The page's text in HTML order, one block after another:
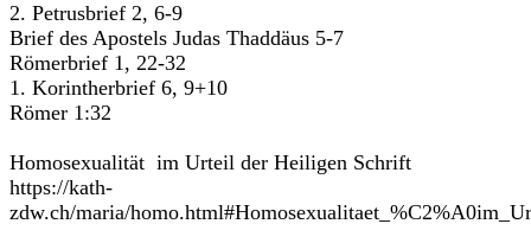
2. Petrusbrief 2, 6-9
Brief des Apostels Judas Thaddäus 5-7
Römerbrief 1, 22-32
1. Korintherbrief 6, 9+10
Römer 1:32
Homosexualität im Urteil der Heiligen Schrift
https://kath-
zdw.ch/maria/